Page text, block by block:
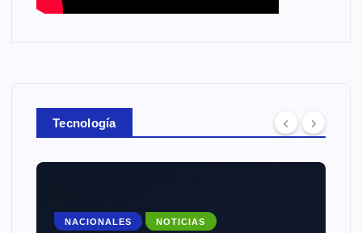
Tecnología
NACIONALES NOTICIAS